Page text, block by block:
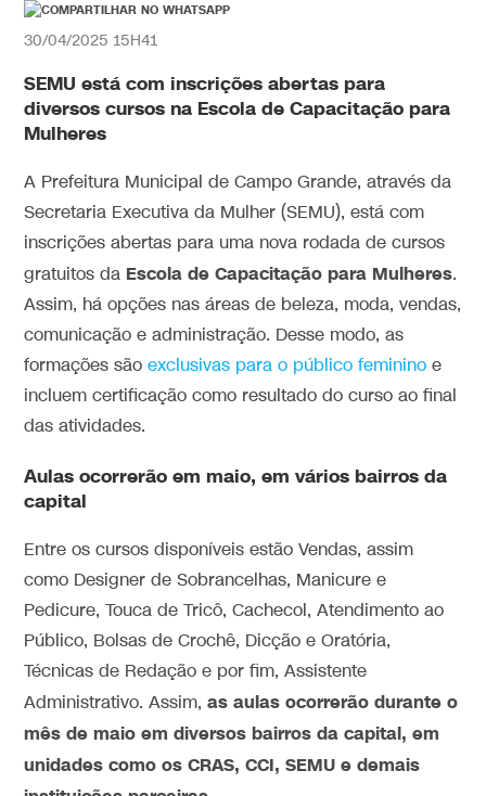
30/04/2025 15H41
SEMU está com inscrições abertas para
diversos cursos na Escola de Capacitação para
Mulheres
A Prefeitura Municipal de Campo Grande, através da
Secretaria Executiva da Mulher (SEMU), está com
inscrições abertas para uma nova rodada de cursos
gratuitos da Escola de Capacitação para Mulheres.
Assim, há opções nas áreas de beleza, moda, vendas,
comunicação e administração. Desse modo, as
formações sãoexclusivas para o público feminino e
incluem certificação como resultado do curso ao final
das atividades.
Aulas ocorrerão em maio, em vários bairros da
capital
Entre os cursos disponíveis estão Vendas, assim
como Designer de Sobrancelhas, Manicure e
Pedicure, Touca de Tricô, Cachecol, Atendimento ao
Público, Bolsas de Crochê, Dicção e Oratória,
Técnicas de Redação e por fim, Assistente
Administrativo. Assim,as aulas ocorrerão durante o
mês de maio em diversos bairros da capital, em
unidades como os CRAS, CCI, SEMU e demais